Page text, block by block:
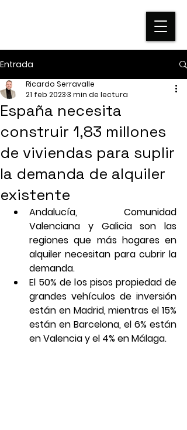
Entrada
España necesita
construir 1,83 millones
de viviendas para suplir
la demanda de alquiler
existente
Ricardo Serravalle
21 feb 20233 min de lectura
Andalucía, Comunidad
Valenciana y Galicia son las
regiones que más hogares en
alquiler necesitan para cubrir la
demanda.
El 50% de los pisos propiedad de
grandes vehículos de inversión
están en Madrid, mientras el 15%
están en Barcelona, el 6% están
en Valencia y el 4% en Málaga.